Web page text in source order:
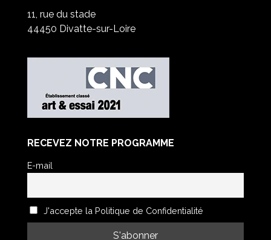
11, rue du stade
44450 Divatte-sur-Loire
RECEVEZ NOTRE PROGRAMME
E-mail
J'accepte la Politique de Confidentialité